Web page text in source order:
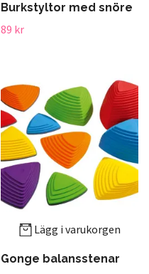
Burkstyltor med snöre
89 kr
Lägg i varukorgen
Gonge balansstenar